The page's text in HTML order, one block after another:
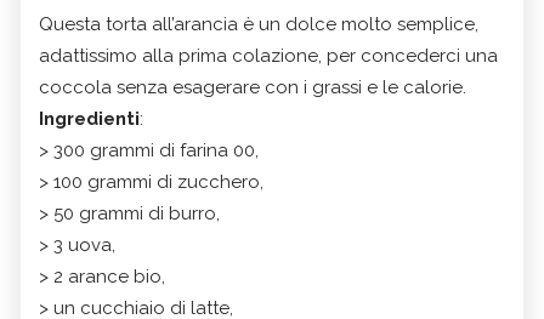
Questa torta all’arancia è un dolce molto semplice,
adattissimo alla prima colazione, per concederci una
coccola senza esagerare con i grassi e le calorie.
Ingredienti:
> 300 grammi di farina 00,
> 100 grammi di zucchero,
> 50 grammi di burro,
> 3 uova,
> 2 arance bio,
> un cucchiaio di latte,